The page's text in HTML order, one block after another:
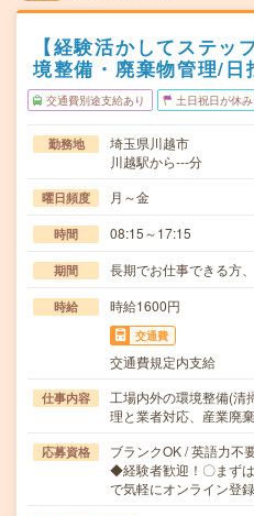
【経験活かしてステッ
境整備・廃棄物管理/日
交通費別途支給あり 土日祝日が休み
勤務地
埼玉県川越市
川越駅から---分
曜日頻度 月～金
時間 08:15～17:15
期間 長期でお仕事できる方
時給 時給1600円
交通費
交通費規定内支給
仕事内容
工場内外の環境整備(清
理と業者対応、産業廃
応募資格
ブランクOK / 英語力不
◆経験者歓迎！〇まず
で気軽にオンライン登